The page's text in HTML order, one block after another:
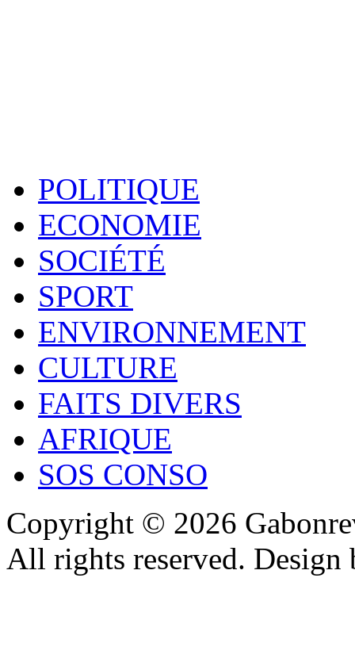
POLITIQUE
ECONOMIE
SOCIÉTÉ
SPORT
ENVIRONNEMENT
CULTURE
FAITS DIVERS
AFRIQUE
SOS CONSO
Copyright © 2026
All rights reserved.